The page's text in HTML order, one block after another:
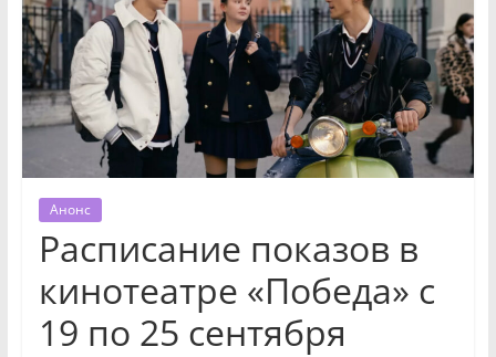
Анонс
Расписание показов в
кинотеатре «Победа» с
19 по 25 сентября